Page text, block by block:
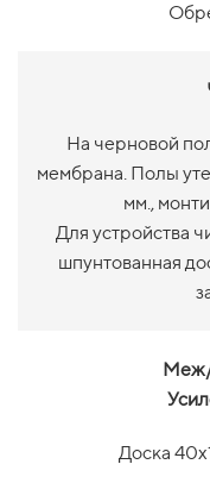
На черновой
мембрана. Полы
мм.,
Для устройства
шпунтованная
Меж/
Доска